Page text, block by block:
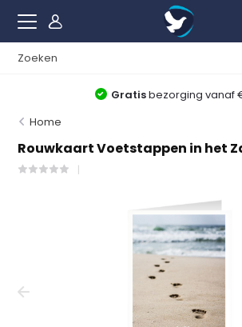
Gratisbezorging vanaf
Home
Rouwkaart Voetstappen in het